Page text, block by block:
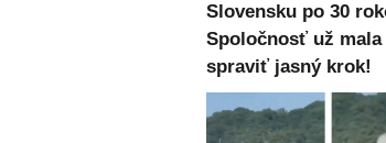
Slovensku po 30
Spoločnosť už mala
spraviť jasný krok!